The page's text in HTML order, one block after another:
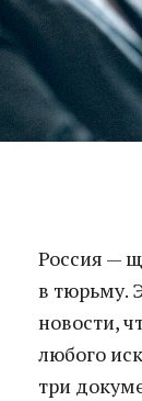
Россия —
в тюрьму.
новости,
любого
три